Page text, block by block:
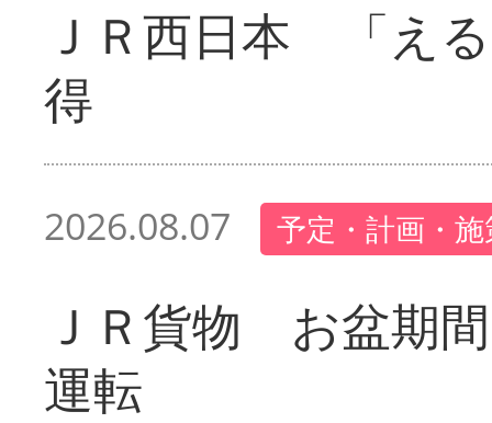
ＪＲ西日本 「え
得
2026.08.07 予定・計画・
ＪＲ貨物 お盆期
運転